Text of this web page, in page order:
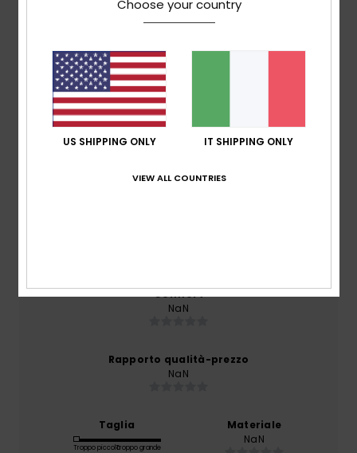
Spedizioni e Resi
Recensioni dei clienti
Punteggio medio
5.0
Comfort
NaN
Rapporto qualità-prezzo
NaN
Taglia
Troppo piccoloTroppo grande
Materiale
NaN
Choose your country
US SHIPPING ONLY IT SHIPPING ONLY
VIEW ALL COUNTRIES